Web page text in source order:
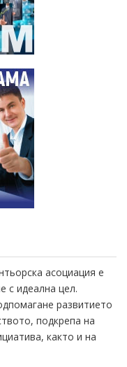
асоциация е
с идеална цел.
развитието
подкрепа на
както и на